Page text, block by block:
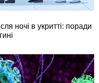
ночі в укритті: поради